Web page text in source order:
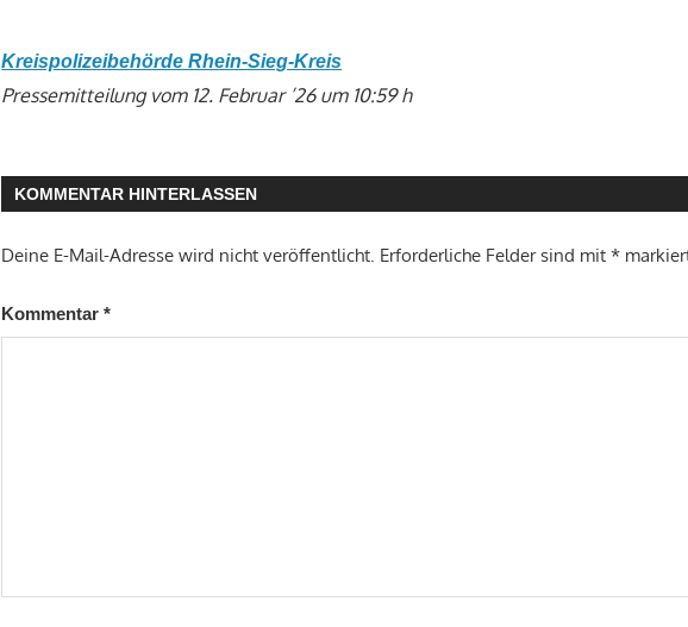
Kreispolizeibehörde Rhein-Sieg-Kreis
Pressemitteilung vom 12. Februar ’26 um 10:59 h
KOMMENTAR HINTERLASSEN
Deine E-Mail-Adresse wird nicht veröffentlicht. Erforderliche Felder sind mit*
Kommentar*